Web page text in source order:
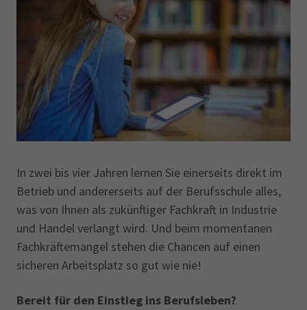
In zwei bis vier Jahren lernen Sie einerseits direkt im
Betrieb und andererseits auf der Berufsschule alles,
was von Ihnen als zukünftiger Fachkraft in Industrie
und Handel verlangt wird. Und beim momentanen
Fachkräftemangel stehen die Chancen auf einen
sicheren Arbeitsplatz so gut wie nie!
Bereit für den Einstieg ins Berufsleben?